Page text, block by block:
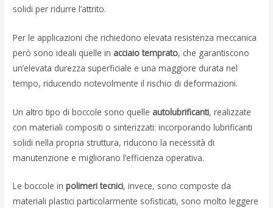
solidi per ridurre l’attrito.
Per le applicazioni che richiedono elevata resistenza meccanica
però sono ideali quelle in acciaio temprato, che garantiscono
un’elevata durezza superficiale e una maggiore durata nel
tempo, riducendo notevolmente il rischio di deformazioni.
Un altro tipo di boccole sono quelle autolubrificanti, realizzate
con materiali compositi o sinterizzati: incorporando lubrificanti
solidi nella propria struttura, riducono la necessità di
manutenzione e migliorano l’efficienza operativa.
Le boccole inpolimeri tecnici, invece, sono composte da
materiali plastici particolarmente sofisticati, sono molto leggere